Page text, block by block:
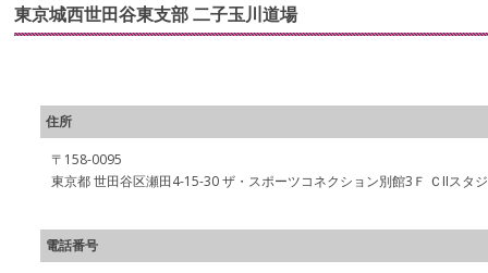
東京城西世田谷東支部 二子玉川道場
住所
〒158-0095
東京都 世田谷区瀬田4-15-30 ザ・スポーツコネクション別館3Ｆ ＣIIスタ
電話番号